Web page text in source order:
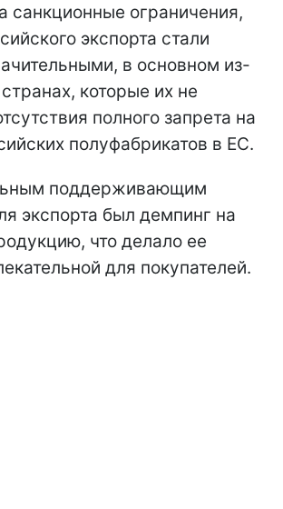
санкционные ограничения,
экспорта стали
в основном из-
которые их не
полного запрета на
полуфабрикатов в ЕС.
поддерживающим
экспорта был демпинг на
что делало ее
для покупателей.